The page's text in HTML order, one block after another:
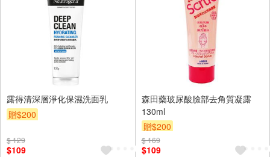
露得清深層淨化保濕洗面乳
贈$200
$ 129
$109
森田藥玻尿酸臉部去角質凝露
130ml
贈$200
$ 169
$109